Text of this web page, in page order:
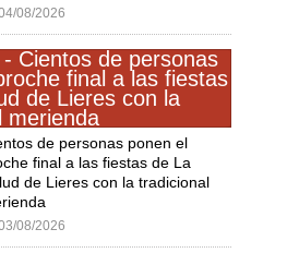
08/2026
de personas ponen el
final a las fiestas de La
de Lieres con la tradicional
08/2026